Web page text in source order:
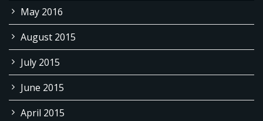
May 2016
August 2015
July 2015
June 2015
April 2015